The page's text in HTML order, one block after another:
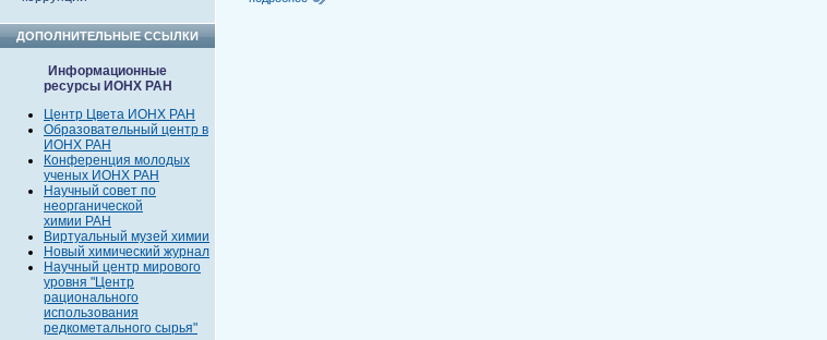
ДОПОЛНИТЕЛЬНЫЕ ССЫЛКИ
Информационные
ресурсы ИОНХ РАН
Центр Цвета ИОНХ РАН
Образовательный центр в
ИОНХ РАН
Конференция молодых
ученых ИОНХ РАН
Научный совет по
неорганической
химии РАН
Виртуальный музей химии
Новый химический журнал
Научный центр мирового
уровня "Центр
рационального
использования
редкометального сырья"